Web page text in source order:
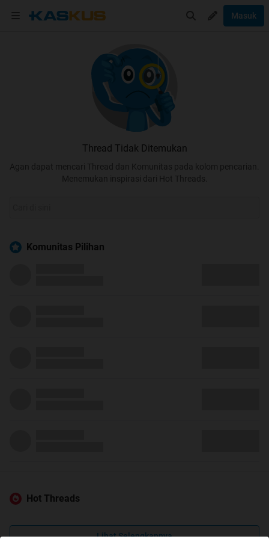
Masuk
Thread Tidak Ditemukan
Agan dapat mencari Thread dan Komunitas pada kolom pencarian.
Menemukan inspirasi dari Hot Threads.
Komunitas Pilihan
Hot Threads
Lihat Selengkapnya